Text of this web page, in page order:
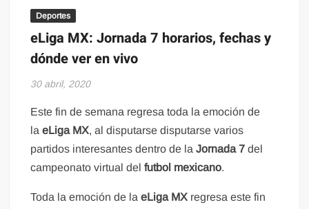
Deportes
eLiga MX: Jornada 7 horarios, fechas y
dónde ver en vivo
30 abril, 2020
Este fin de semana regresa toda la emoción de
laeLiga MX, al disputarse disputarse varios
partidos interesantes dentro de laJornada 7 del
campeonato virtual delfutbol mexicano.
Toda la emoción de laeLiga MX regresa este fin